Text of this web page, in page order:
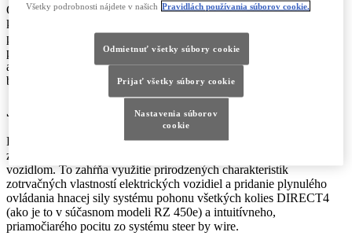
Obe koncepčné vozidlá sú vybavené plne digitálnym inteligentným
kokpitom novej generácie, ktorý poskytuje intuitívny a rýchly
prístup k základným ovládacím prvkom v pohlcujúcom jazdnom
prostredí. Nový softvér rozhrania Arene OS umožní postupné
aktualizácie funkcií, ktoré budú držať krok s vývojom
bezpečnostných systémov a multimediálnych funkcií.
JAZDNÉ VLASTNOSTI
Pri vývoji novej generácie elektrických vozidiel sa Lexus snaží
zvýšiť pôžitok z jazdy, aby sa vodič cítil v dokonalom spojení s
vozidlom. To zahŕňa využitie prirodzených charakteristík
zotrvačných vlastností elektrických vozidiel a pridanie plynulého
ovládania hnacej sily systému pohonu všetkých kolies DIRECT4
(ako je to v súčasnom modeli RZ 450e) a intuitívneho,
priamočiarého pocitu zo systému steer by wire.
Všetky podrobnosti nájdete v našich Pravidlách používania súborov cookie.
Odmietnuť všetky súbory cookie
Prijať všetky súbory cookie
Nastavenia súborov
cookie